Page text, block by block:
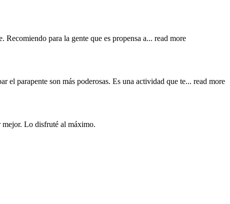
para la gente que es propensa a... read more
el parapente son más poderosas. Es una actividad que te... read more
Lo disfruté al máximo.